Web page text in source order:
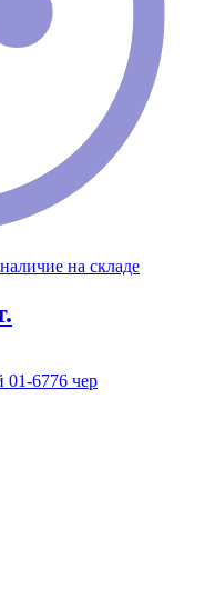
на складе
01-6776 чер